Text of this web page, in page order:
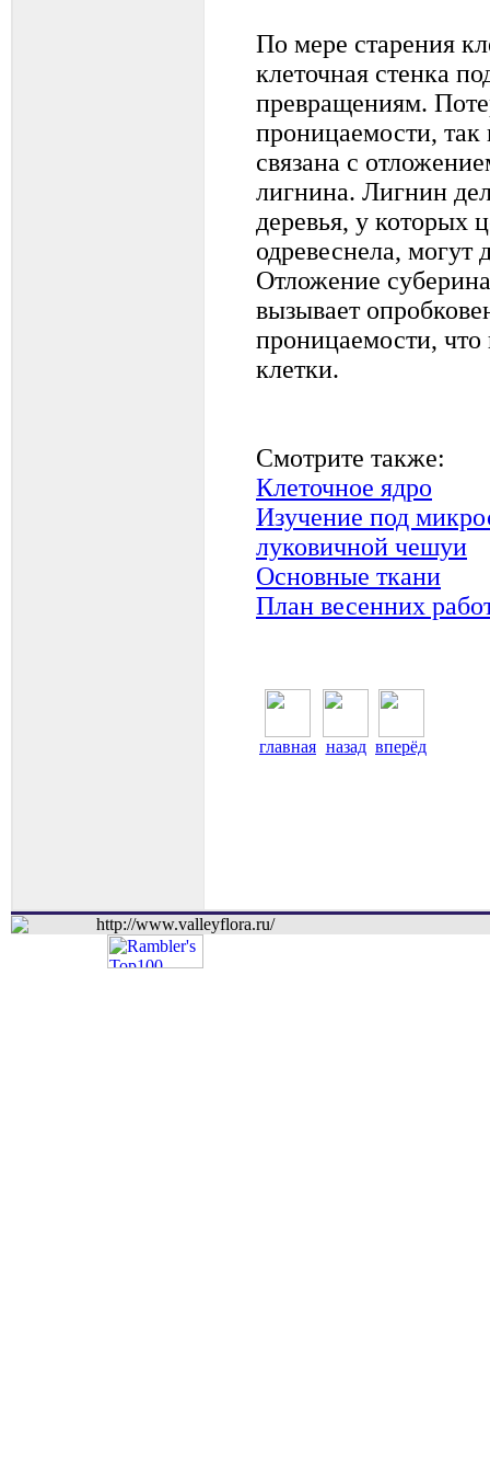
По мере старения
клеточная стенка
превращениям.
проницаемости, так
связана с
лигнина. Лигнин
деревья, у которых
одревеснела, могут
Отложение
вызывает
проницаемости,
клетки.
Смотрите также:
Клеточное ядро
Изучение под
луковичной чешуи
Основные ткани
План весенних
главная назад вперёд
http://www.valleyflora.ru/